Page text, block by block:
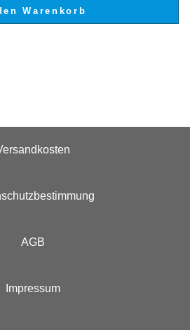
AGB
Impressum